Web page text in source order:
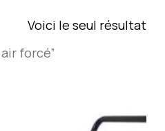
Voici le seul résultat
forcé”